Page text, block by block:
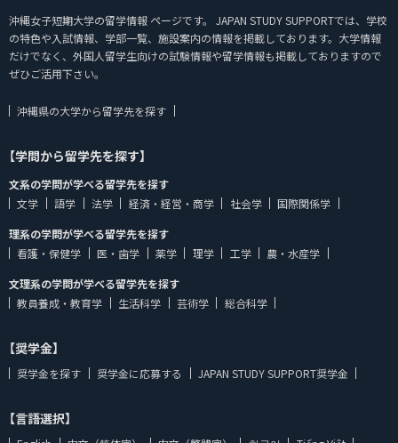
沖縄女子短期大学の留学情報 ページです。 JAPAN STUDY SUPPORTでは、学校
の特色や入試情報、学部一覧、施設案内の情報を掲載しております。大学情報
だけでなく、外国人留学生向けの試験情報や留学情報も掲載しておりますので
ぜひご活用下さい。
沖縄県の大学から留学先を探す
【学問から留学先を探す】
文系の学問が学べる留学先を探す
文学
語学 法学 経済・経営・商学 社会学
国際関係学
理系の学問が学べる留学先を探す
看護・保健学
医・歯学 薬学 理学 工学
農・水産学
文理系の学問が学べる留学先を探す
教員養成・教育学
生活科学 芸術学 総合科学
【奨学金】
奨学金を探す 奨学金に応募する JAPAN STUDY SUPPORT奨学金
【言語選択】